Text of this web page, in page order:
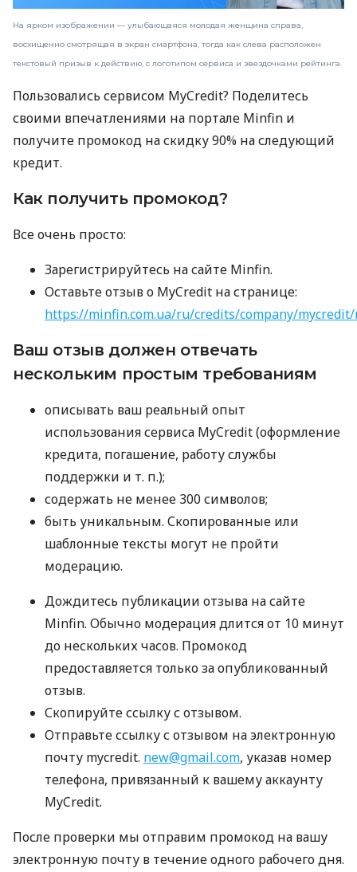
На ярком изображении — улыбающаяся молодая женщина справа,
восхищенно смотрящая в экран смартфона, тогда как слева расположен
текстовый призыв к действию, с логотипом сервиса и звездочками рейтинга.
Пользовались сервисом MyCredit? Поделитесь
своими впечатлениями на портале Minfin и
получите промокод на скидку 90% на следующий
кредит.
Как получить промокод?
Все очень просто:
Зарегистрируйтесь на сайте Minfin.
Оставьте отзыв о MyCredit на странице:
https://minfin.com.ua/ru/credits/company/
Ваш отзыв должен отвечать
нескольким простым требованиям
описывать ваш реальный опыт
использования сервиса MyCredit (оформление
кредита, погашение, работу службы
поддержки и т. п.);
содержать не менее 300 символов;
быть уникальным. Скопированные или
шаблонные тексты могут не пройти
модерацию.
Дождитесь публикации отзыва на сайте
Minfin. Обычно модерация длится от 10 минут
до нескольких часов. Промокод
предоставляется только за опубликованный
отзыв.
Скопируйте ссылку с отзывом.
Отправьте ссылку с отзывом на электронную
почту mycredit. new@gmail.com, указав номер
телефона, привязанный к вашему аккаунту
MyCredit.
После проверки мы отправим промокод на вашу
электронную почту в течение одного рабочего дня.